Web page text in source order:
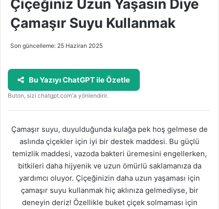
Çiçeğiniz Uzun Yaşasın Diye
Çamaşır Suyu Kullanmak
Son güncelleme: 25 Haziran 2025
Bu Yazıyı ChatGPT ile Özetle
Buton, sizi chatgpt.com'a yönlendirir.
Çamaşır suyu, duyulduğunda kulağa pek hoş gelmese de
aslında çiçekler için iyi bir destek maddesi. Bu güçlü
temizlik maddesi, vazoda bakteri üremesini engellerken,
bitkileri daha hijyenik ve uzun ömürlü saklamanıza da
yardımcı oluyor. Çiçeğinizin daha uzun yaşaması için
çamaşır suyu kullanmak hiç aklınıza gelmediyse, bir
deneyin deriz! Özellikle buket çiçek solmaması için